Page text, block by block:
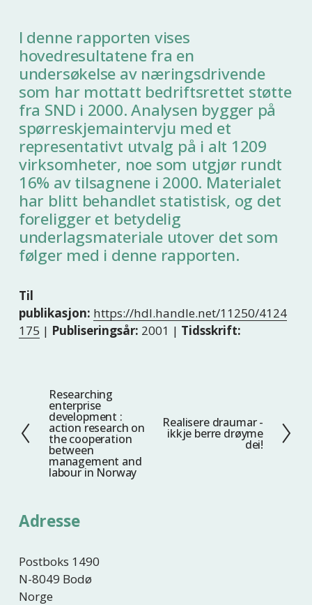
I denne rapporten vises
hovedresultatene fra en
undersøkelse av næringsdrivende
som har mottatt bedriftsrettet støtte
fra SND i 2000. Analysen bygger på
spørreskjemaintervju med et
representativt utvalg på i alt 1209
virksomheter, noe som utgjør rundt
16% av tilsagnene i 2000. Materialet
har blitt behandlet statistisk, og det
foreligger et betydelig
underlagsmateriale utover det som
følger med i denne rapporten.
Til
publikasjon: https://hdl.handle.net/11250/4124
175 | Publiseringsår: 2001 | Tidsskrift:
F
o
r
r
i
Researching
enterprise
development :
action research on
the cooperation
between
management and
labour in Norway
NRealisere draumar -
ikkje berre drøyme
dei!
Adresse
Postboks 1490
N-8049 Bodø
Norge